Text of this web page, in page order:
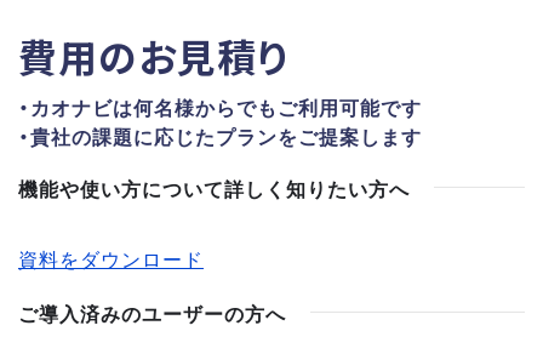
費用のお見積り
・カオナビは何名様からでもご利用可能です
・貴社の課題に応じたプランをご提案します
機能や使い方について詳しく知りたい方へ
資料をダウンロード
ご導入済みのユーザーの方へ